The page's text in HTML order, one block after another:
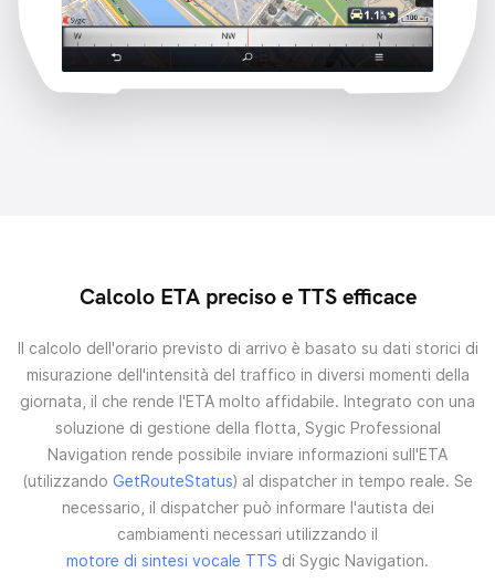
Calcolo ETA preciso e TTS efficace
Il calcolo dell'orario previsto di arrivo è basato su dati storici di
misurazione dell'intensità del traffico in diversi momenti della
giornata, il che rende l'ETA molto affidabile. Integrato con una
soluzione di gestione della flotta, Sygic Professional
Navigation rende possibile inviare informazioni sull'ETA
(utilizzando GetRouteStatus) al dispatcher in tempo reale. Se
necessario, il dispatcher può informare l'autista dei
cambiamenti necessari utilizzando il
motore di sintesi vocale TTS di Sygic Navigation.